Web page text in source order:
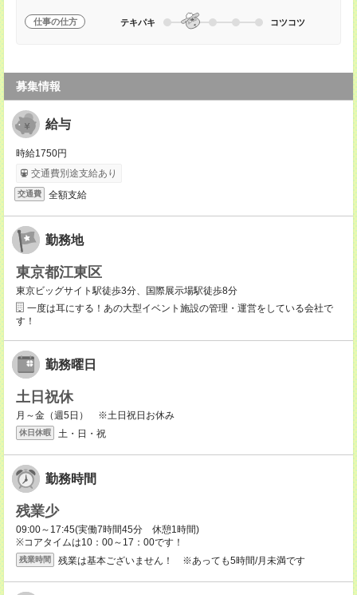
仕事の仕方 テキパキ コツコツ
募集情報
給与
時給1750円
交通費別途支給あり
交通費 全額支給
勤務地
東京都江東区
東京ビッグサイト駅徒歩3分、国際展示場駅徒歩8分
一度は耳にする！あの大型イベント施設の管理・運営をしている会社で
す！
勤務曜日
土日祝休
月～金（週5日） ※土日祝日お休み
休日休暇 土・日・祝
勤務時間
残業少
09:00～17:45(実働7時間45分 休憩1時間)
※コアタイムは10：00～17：00です！
残業時間 残業は基本ございません！ ※あっても5時間/月未満です